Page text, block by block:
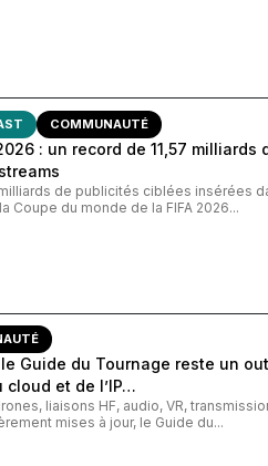
COMMUNAUTÉ
: un record de 11,57 milliards
milliards de publicités ciblées insérées
Coupe du monde de la FIFA 2026...
Guide du Tournage reste un
cloud et de l’IP…
liaisons HF, audio, VR,
mises à jour, le Guide du...